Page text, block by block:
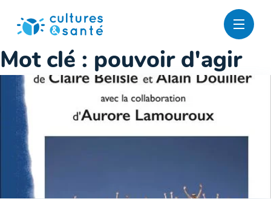
contenu
Mot clé : pouvoir d'agir